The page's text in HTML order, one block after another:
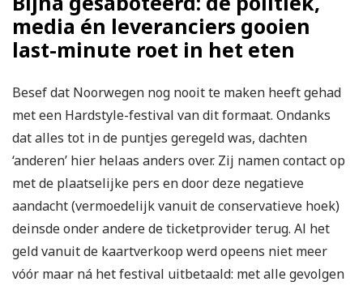
media én leveranciers gooien
last-minute roet in het eten
Besef dat Noorwegen nog nooit te maken heeft gehad
met een Hardstyle-festival van dit formaat. Ondanks
dat alles tot in de puntjes geregeld was, dachten
‘anderen’ hier helaas anders over. Zij namen contact op
met de plaatselijke pers en door deze negatieve
aandacht (vermoedelijk vanuit de conservatieve hoek)
deinsde onder andere de ticketprovider terug. Al het
geld vanuit de kaartverkoop werd opeens niet meer
vóór maar ná het festival uitbetaald: met alle gevolgen